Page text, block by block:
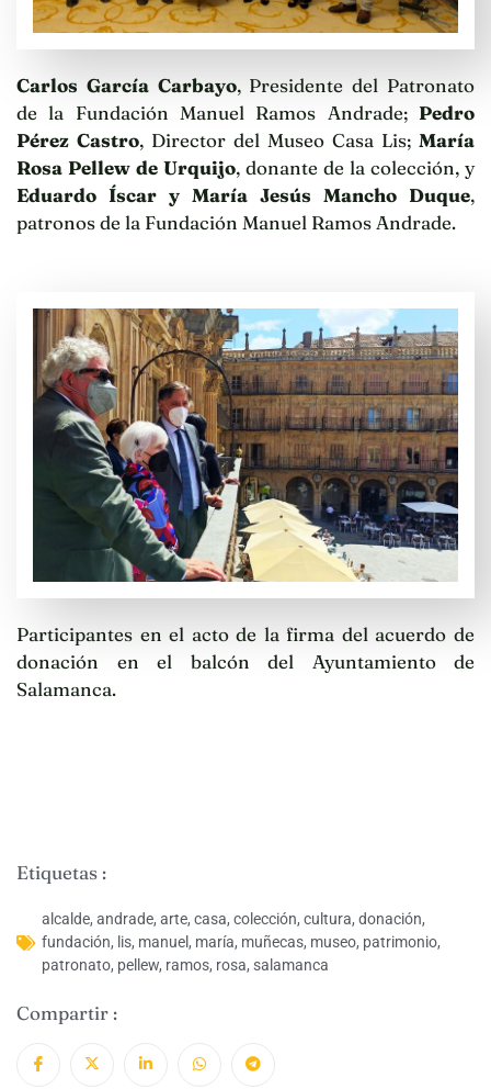
Carlos García Carbayo, Presidente del Patronato
de la Fundación Manuel Ramos Andrade; Pedro
Pérez Castro, Director del Museo Casa Lis; María
Rosa Pellew de Urquijo, donante de la colección, y
Eduardo Íscar y María Jesús Mancho Duque,
patronos de la Fundación Manuel Ramos Andrade.
Participantes en el acto de la firma del acuerdo de
donación en el balcón del Ayuntamiento de
Salamanca.
Etiquetas :
alcalde, andrade, arte, casa, colección, cultura, donación,
fundación, lis, manuel, maría, muñecas, museo, patrimonio,
patronato, pellew, ramos, rosa, salamanca
Compartir :